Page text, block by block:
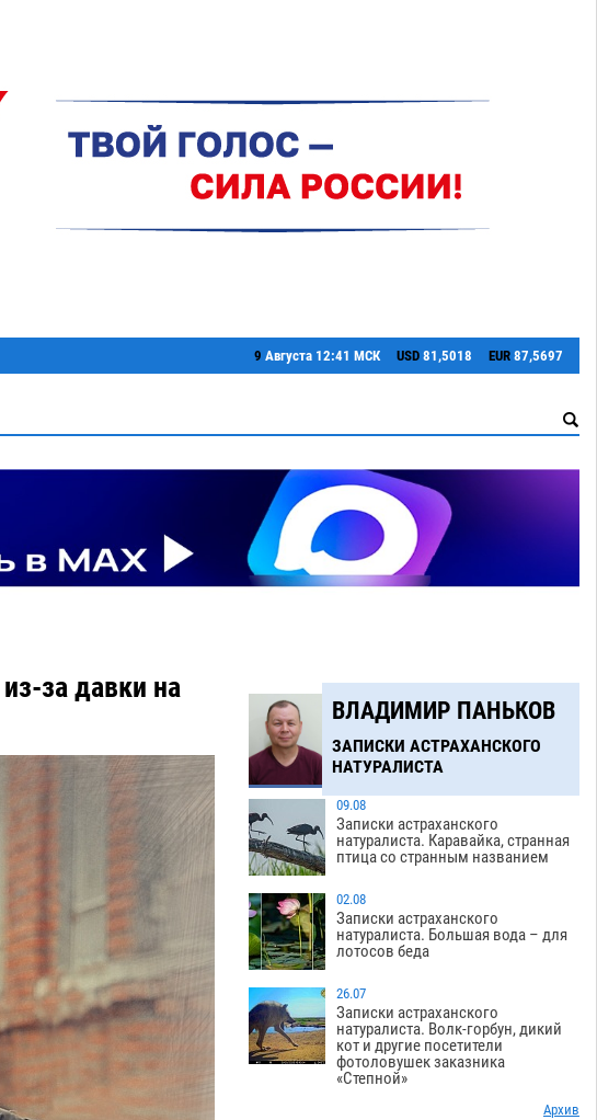
9 Августа 12:41 МСК USD 81,5018 EUR 87,5697
за давки на
ВЛАДИМИР ПАНЬКОВ
ЗАПИСКИ АСТРАХАНСКОГО
НАТУРАЛИСТА
09.08
Записки астраханского
натуралиста. Каравайка, странная
птица со странным названием
02.08
Записки астраханского
натуралиста. Большая вода – для
лотосов беда
26.07
Записки астраханского
натуралиста. Волк-горбун, дикий
кот и другие посетители
фотоловушек заказника
«Степной»
Архив